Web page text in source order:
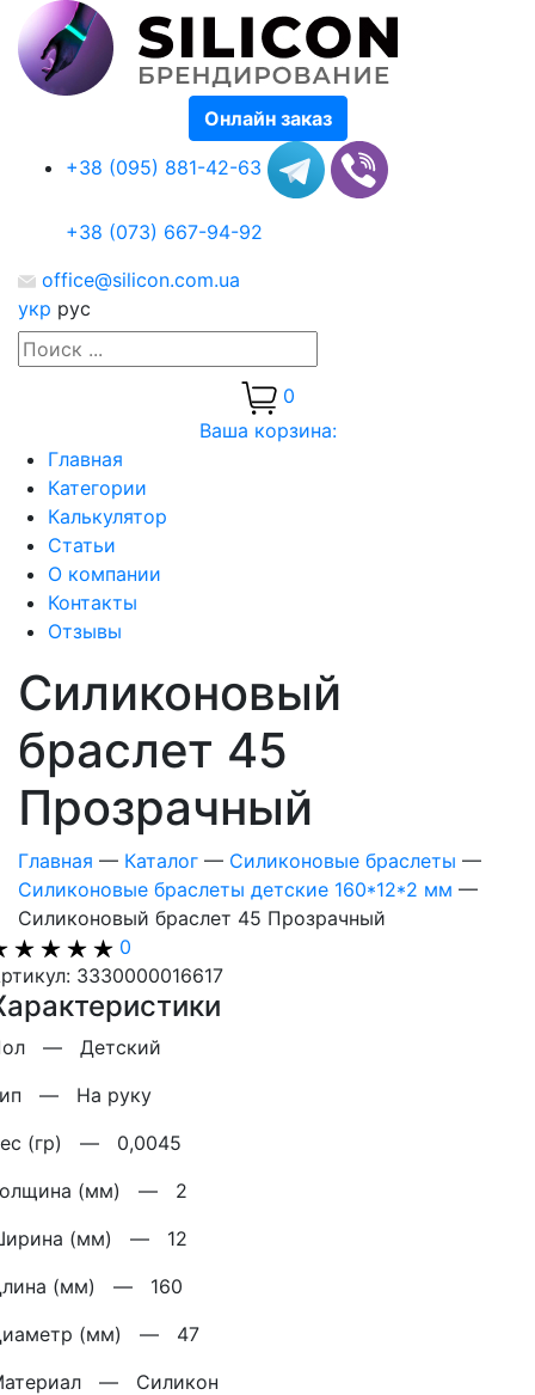
Онлайн заказ
+38 (095) 881-42-63
+38 (073) 667-94-92
office@silicon.com.ua
укр рус
0
Ваша корзина:
Главная
Категории
Калькулятор
Статьи
О компании
Контакты
Отзывы
Силиконовый
браслет 45
Прозрачный
Главная — Каталог — Силиконовые браслеты —
Силиконовые браслеты детские 160*12*2 мм —
Силиконовый браслет 45 Прозрачный
0
3330000016617
— Детский
— На руку
(гр) — 0,0045
(мм) — 2
(мм) — 12
(мм) — 160
(мм) — 47
— Силикон